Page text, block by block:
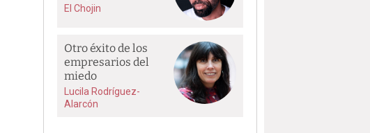
El Chojin
Otro éxito de los
empresarios del
miedo
Lucila Rodríguez-
Alarcón